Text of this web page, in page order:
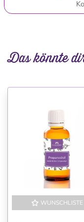
Das könnte
WUNSCHLISTE